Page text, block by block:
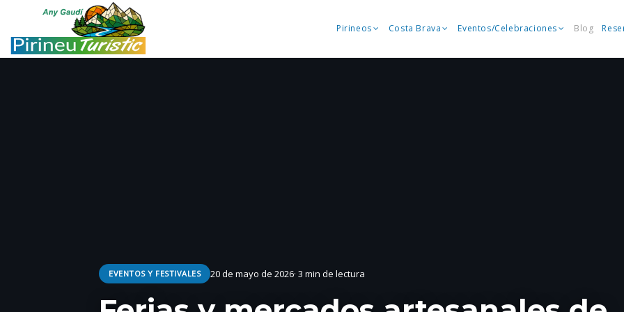
Pirineos Costa Brava Eventos/Celebraciones Blog
EVENTOS Y FESTIVALES 20 de mayo de 2026· 3 min de lectura